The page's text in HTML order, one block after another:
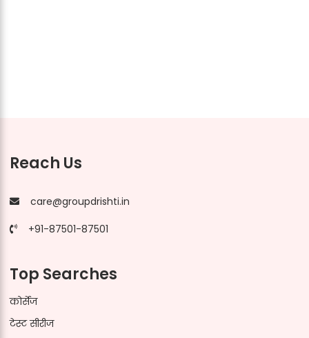
Reach Us
care@groupdrishti.in
+91-87501-87501
Top Searches
कोर्सेज
टेस्ट सीरीज